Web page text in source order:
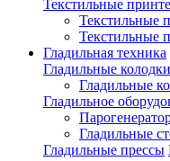
Текстильные
Текстильные
Текстильные
Гладильная техника
Гладильные колодки
Гладильные
Гладильное
Гладильные
Гладильные прессы